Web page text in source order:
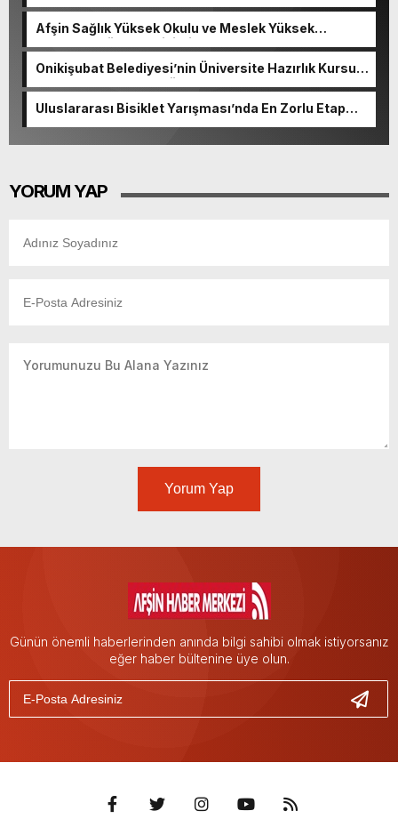
Afşin Sağlık Yüksek Okulu ve Meslek Yüksek
Okulunda görev değişimi!
Onikişubat Belediyesi’nin Üniversite Hazırlık Kursu
başvurularında son gün 7 Ağustos.
Uluslararası Bisiklet Yarışması’nda En Zorlu Etap
YORUM YAP
Yorum Yap
Günün önemli haberlerinden anında bilgi sahibi olmak istiyorsanız
eğer haber bültenine üye olun.